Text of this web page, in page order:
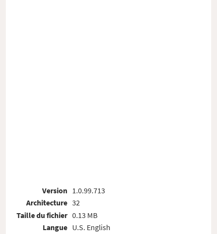
Version
Architecture
Taille du fichier
Langue
1.0.99.713
32
0.13 MB
U.S. English